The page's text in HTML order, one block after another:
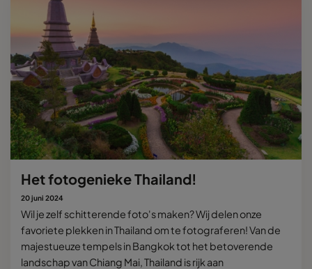
Het fotogenieke Thailand!
20 juni 2024
Wil je zelf schitterende foto's maken? Wij delen onze
favoriete plekken in Thailand om te fotograferen! Van de
majestueuze tempels in Bangkok tot het betoverende
landschap van Chiang Mai, Thailand is rijk aan